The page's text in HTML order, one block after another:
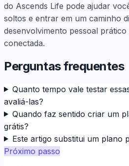
do Ascends Life pode ajudar
soltos e entrar em um caminho
desenvolvimento pessoal
conectada.
Perguntas frequentes
Quanto tempo vale testar
avaliá-las?
Quando faz sentido criar um
grátis?
Este artigo substitui um plano
Próximo passo